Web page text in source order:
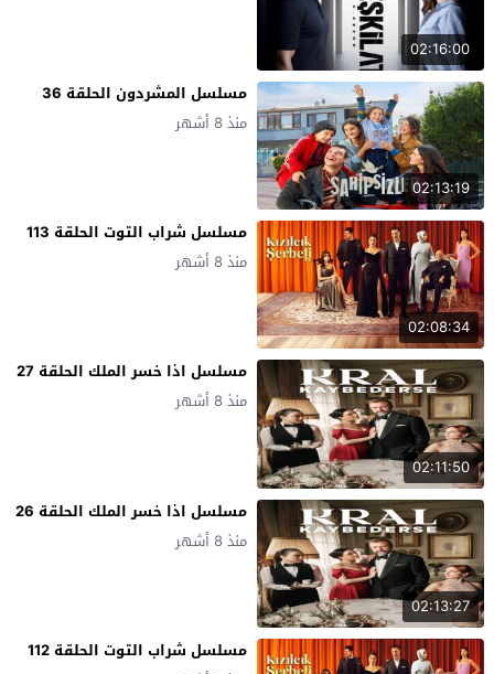
02:16:00
02:13:19
مسلسل المشردون الحلقة 36
منذ 8 أشهر
02:08:34
مسلسل شراب التوت الحلقة 113
منذ 8 أشهر
02:11:50
مسلسل اذا خسر الملك الحلقة 27
منذ 8 أشهر
02:13:27
مسلسل اذا خسر الملك الحلقة 26
منذ 8 أشهر
مسلسل شراب التوت الحلقة 112